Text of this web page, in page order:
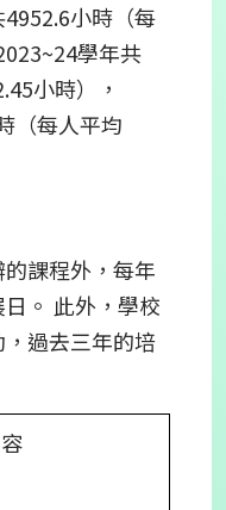
小時（每
學年共
小時），
（每人平均
課程外，每年
。 此外，學校
過去三年的培